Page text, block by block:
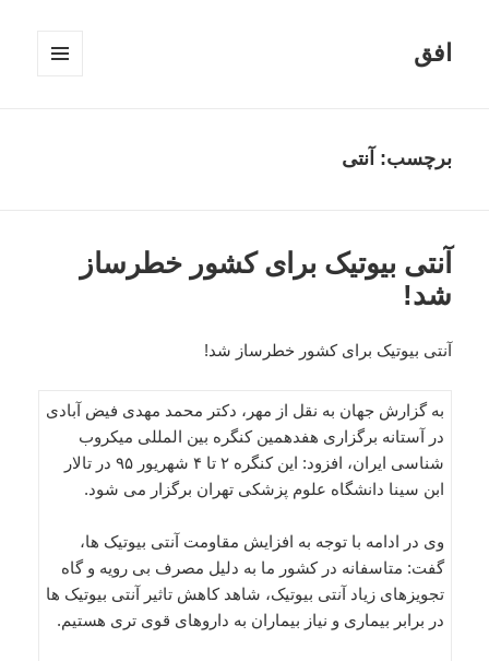
افق
برچسب: آنتی
آنتی بیوتیک برای کشور خطرساز
شد!
آنتی بیوتیک برای کشور خطرساز شد!
به گزارش جهان به نقل از مهر، دکتر محمد مهدی فیض آبادی
در آستانه برگزاری هفدهمین کنگره بین المللی میکروب
شناسی ایران، افزود: این کنگره ۲ تا ۴ شهریور ۹۵ در تالار
ابن سینا دانشگاه علوم پزشکی تهران برگزار می شود.
وی در ادامه با توجه به افزایش مقاومت آنتی بیوتیک ها،
گفت: متاسفانه در کشور ما به دلیل مصرف بی رویه و گاه
تجویزهای زیاد آنتی بیوتیک، شاهد کاهش تاثیر آنتی بیوتیک ها
در برابر بیماری و نیاز بیماران به داروهای قوی تری هستیم.